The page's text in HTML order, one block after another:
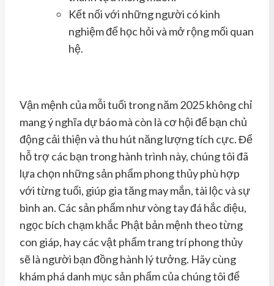
Kết nối với những người có kinh
nghiệm để học hỏi và mở rộng mối quan
hệ.
Vận mệnh của mỗi tuổi trong năm 2025 không chỉ
mang ý nghĩa dự báo mà còn là cơ hội để bạn chủ
động cải thiện và thu hút năng lượng tích cực. Để
hỗ trợ các bạn trong hành trình này, chúng tôi đã
lựa chọn những sản phẩm phong thủy phù hợp
với từng tuổi, giúp gia tăng may mắn, tài lộc và sự
bình an. Các sản phẩm như vòng tay đá hắc diệu,
ngọc bích chạm khắc Phật bản mệnh theo từng
con giáp, hay các vật phẩm trang trí phong thủy
sẽ là người bạn đồng hành lý tưởng. Hãy cùng
khám phá danh mục sản phẩm của chúng tôi để